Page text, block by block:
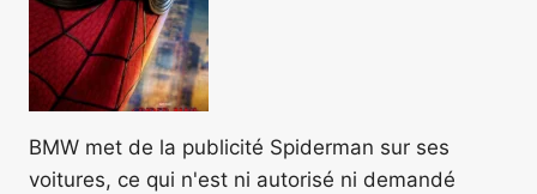
BMW met de la publicité Spiderman sur ses
voitures, ce qui n'est ni autorisé ni demandé